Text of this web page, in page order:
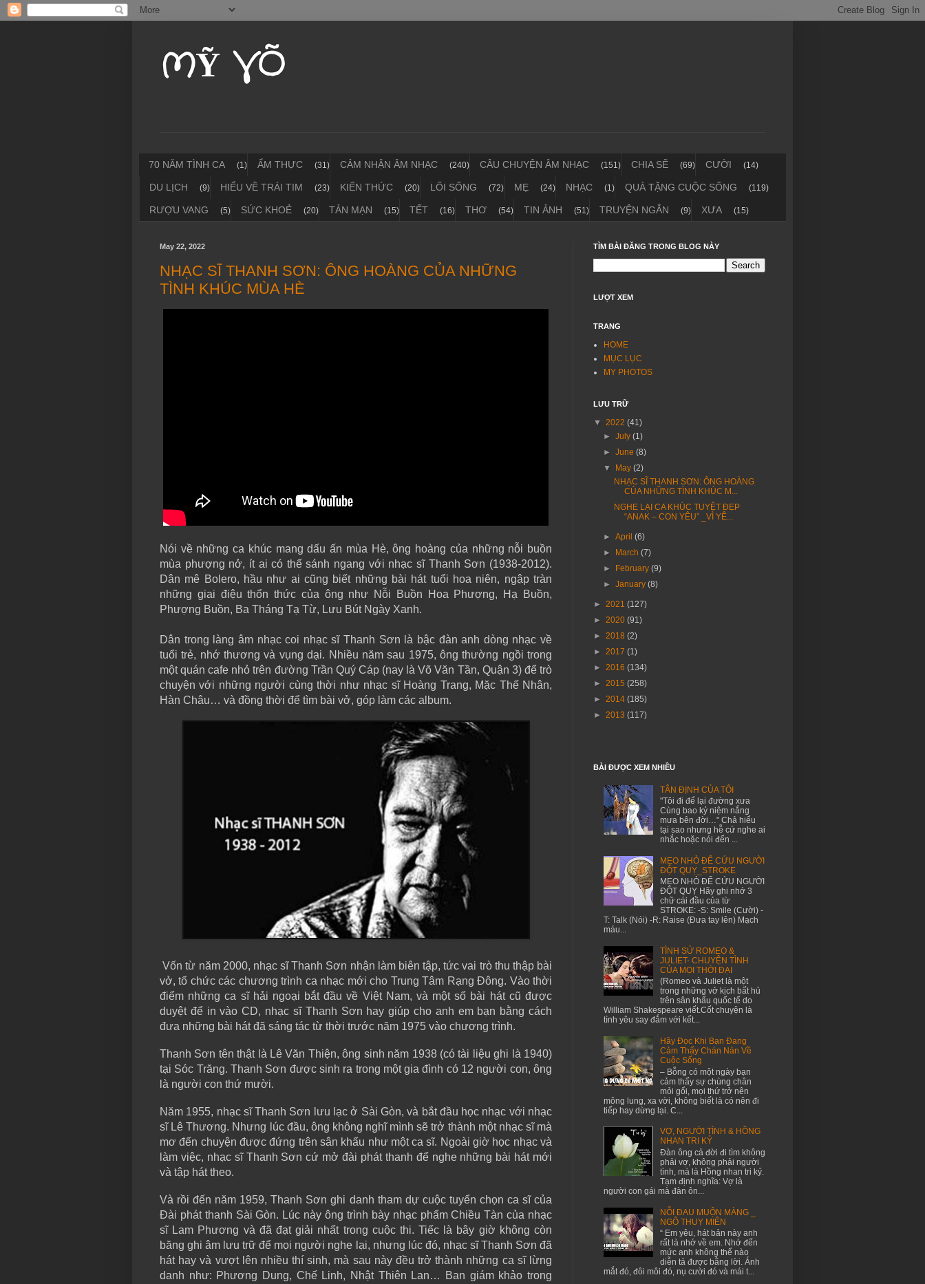
MỸ VÕ
70 NĂM TÌNH CA (1) ẨM THỰC (31) CẢM NHẬN ÂM NHẠC (240) CÂU CHUYỆN ÂM NHẠC (151) CHIA SẼ (69) CƯỜI (14)
DU LỊCH (9) HIỂU VỀ TRÁI TIM (23) KIẾN THỨC (20) LỐI SỐNG (72) MẸ (24) NHẠC (1) QUÀ TẶNG CUỘC SỐNG (119)
RƯỢU VANG (5) SỨC KHOẺ (20) TẢN MẠN (15) TẾT (16) THƠ (54) TIN ẢNH (51) TRUYỆN NGẮN (9) XƯA (15)
May 22, 2022
NHẠC SĨ THANH SƠN: ÔNG HOÀNG CỦA NHỮNG
TÌNH KHÚC MÙA HÈ
Nói về những ca khúc mang dấu ấn mùa Hè, ông hoàng của những nỗi buồn
mùa phượng nở, ít ai có thể sánh ngang với nhạc sĩ Thanh Sơn (1938-2012).
Dân mê Bolero, hầu như ai cũng biết những bài hát tuổi hoa niên, ngập tràn
những giai điệu thổn thức của ông như Nỗi Buồn Hoa Phượng, Hạ Buồn,
Phượng Buồn, Ba Tháng Tạ Từ, Lưu Bút Ngày Xanh.
Dân trong làng âm nhạc coi nhạc sĩ Thanh Sơn là bậc đàn anh dòng nhạc về
tuổi trẻ, nhớ thương và vụng dại. Nhiều năm sau 1975, ông thường ngồi trong
một quán cafe nhỏ trên đường Trần Quý Cáp (nay là Võ Văn Tần, Quận 3) để trò
chuyện với những người cùng thời như nhạc sĩ Hoàng Trang, Mặc Thế Nhân,
Hàn Châu… và đồng thời để tìm bài vở, góp làm các album.
Vốn từ năm 2000, nhạc sĩ Thanh Sơn nhận làm biên tập, tức vai trò thu thập bài
vở, tổ chức các chương trình ca nhạc mới cho Trung Tâm Rạng Đông. Vào thời
điểm những ca sĩ hải ngoại bắt đầu về Việt Nam, và một số bài hát cũ được
duyệt để in vào CD, nhạc sĩ Thanh Sơn hay giúp cho anh em bạn bằng cách
đưa những bài hát đã sáng tác từ thời trước năm 1975 vào chương trình.
Thanh Sơn tên thật là Lê Văn Thiện, ông sinh năm 1938 (có tài liệu ghi là 1940)
tại Sóc Trăng. Thanh Sơn được sinh ra trong một gia đình có 12 người con, ông
là người con thứ mười.
Năm 1955, nhạc sĩ Thanh Sơn lưu lạc ở Sài Gòn, và bắt đầu học nhạc với nhạc
sĩ Lê Thương. Nhưng lúc đầu, ông không nghĩ mình sẽ trở thành một nhạc sĩ mà
mơ đến chuyện được đứng trên sân khấu như một ca sĩ. Ngoài giờ học nhạc và
làm việc, nhạc sĩ Thanh Sơn cứ mở đài phát thanh để nghe những bài hát mới
và tập hát theo.
Và rồi đến năm 1959, Thanh Sơn ghi danh tham dự cuộc tuyển chọn ca sĩ của
Đài phát thanh Sài Gòn. Lúc này ông trình bày nhạc phẩm Chiều Tàn của nhạc
sĩ Lam Phương và đã đạt giải nhất trong cuộc thi. Tiếc là bây giờ không còn
băng ghi âm lưu trữ để mọi người nghe lại, nhưng lúc đó, nhạc sĩ Thanh Sơn đã
hát hay và vượt lên nhiều thí sinh, mà sau này đều trở thành những ca sĩ lừng
danh như: Phương Dung, Chế Linh, Nhật Thiên Lan… Ban giám khảo trong
TÌM BÀI ĐĂNG TRONG BLOG NÀY
LƯỢT XEM
TRANG
HOME
MỤC LỤC
MY PHOTOS
LƯU TRỮ
▼ 2022 (41)
►July(1)
►June(8)
▼
May(2)
NHẠC SĨ THANH SƠN: ÔNG HOÀNG
CỦA NHỮNG TÌNH KHÚC M...
NGHE LẠI CA KHÚC TUYỆT ĐẸP
“ANAK – CON YÊU” _VÌ YÊ...
►April(6)
►
March(7)
►
February(9)
►January(8)
► 2021 (127)
► 2020 (91)
► 2018 (2)
► 2017 (1)
► 2016 (134)
► 2015 (258)
► 2014 (185)
► 2013 (117)
BÀI ĐƯỢC XEM NHIỀU
TÂN ĐỊNH CỦA TÔI
"Tôi đi để lại đường xưa
Cùng bao kỷ niệm nắng
mưa bên đời…" Chả hiểu
tại sao nhưng hễ cứ nghe ai
nhắc hoặc nói đến ...
MẸO NHỎ ĐỂ CỨU NGƯỜI
ĐỘT QUỴ_STROKE
MẸO NHỎ ĐỂ CỨU NGƯỜI
ĐỘT QUỴ Hãy ghi nhớ 3
chữ cái đầu của từ
STROKE: -S: Smile (Cười) -
T: Talk (Nói) -R: Raise (Đưa tay lên) Mạch
máu...
TÌNH SỬ ROMEO &
JULIET- CHUYỆN TÌNH
CỦA MỌI THỜI ĐẠI
(Romeo và Juliet là một
trong những vở kịch bất hủ
trên sân khấu quốc tế do
William Shakespeare viết.Cốt chuyện là
tình yêu say đắm với kết...
Hãy Đọc Khi Bạn Đang
Cảm Thấy Chán Nản Về
Cuộc Sống
– Bỗng có một ngày bạn
cảm thấy sự chùng chân
mỏi gối, mọi thứ trở nên
mông lung, xa vời, không biết là có nên đi
tiếp hay dừng lại. C...
VỢ, NGƯỜI TÌNH & HỒNG
NHAN TRI KỶ
Đàn ông cả đời đi tìm không
phải vợ, không phải người
tình, mà là Hồng nhan tri kỷ.
Tạm định nghĩa: Vợ là
người con gái mà đàn ôn...
NỖI ĐAU MUỘN MÀNG _
NGÔ THUỴ MIÊN
“ Em yêu, hát bản này anh
rất là nhớ về em. Nhớ đến
mức anh không thể nào
diễn tả được bằng lời. Ánh
mắt đó, đôi môi đó, nụ cười đó và mái t...